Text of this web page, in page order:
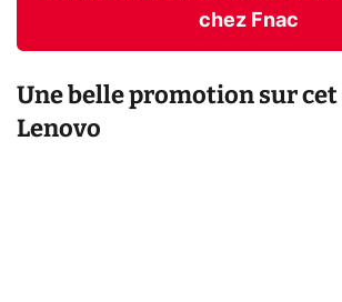
chez Fnac
Une belle promotion sur
Lenovo